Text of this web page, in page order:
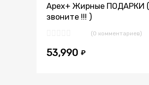
Apex+ Жирные ПОДАРКИ (
звоните !!! )
(0 комментариев)
53,990 ₽